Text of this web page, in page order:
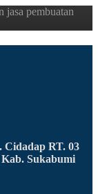
jasa pembuatan
RT. 03
Sukabumi